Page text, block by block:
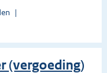
(vergoeding)